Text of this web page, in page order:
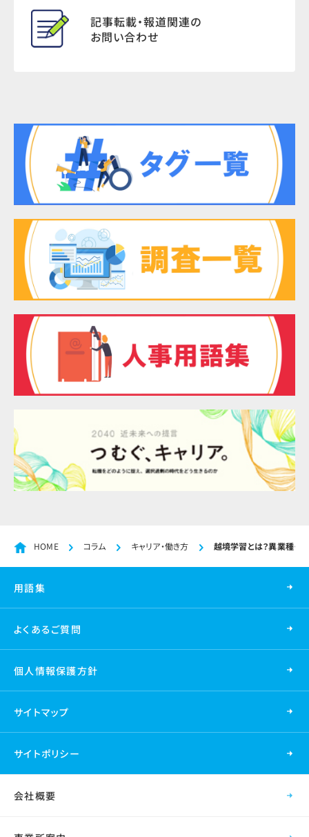
記事転載・報道関連の
お問い合わせ
HOME コラム キャリア・働き方 越境学習とは？異業種・
用語集
よくあるご質問
個人情報保護方針
サイトマップ
サイトポリシー
会社概要